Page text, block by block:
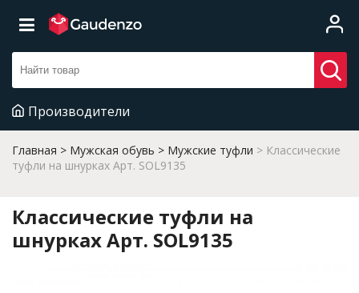
Производители
Главная Мужская обувь Мужские туфли
Классические
туфли на шнурках Арт. SOL9135
Классические туфли на
шнурках Арт. SOL9135